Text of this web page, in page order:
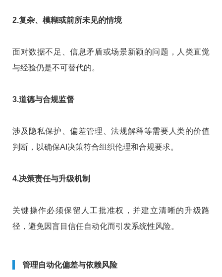
2.复杂、模糊或前所未见的情境
面对数据不足、信息矛盾或场景新颖的问题，人类直觉
与经验仍是不可替代的。
3.道德与合规监督
涉及隐私保护、偏差管理、法规解释等需要人类的价值
判断，以确保AI决策符合组织伦理和合规要求。
4.决策责任与升级机制
关键操作必须保留人工批准权，并建立清晰的升级路
径，避免因盲目信任自动化而引发系统性风险。
管理自动化偏差与依赖风险